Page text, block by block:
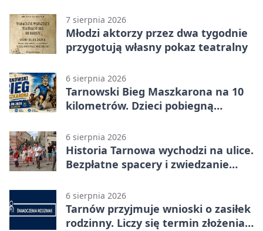
7 sierpnia 2026
Młodzi aktorzy przez dwa tygodnie
przygotują własny pokaz teatralny
6 sierpnia 2026
Tarnowski Bieg Maszkarona na 10
kilometrów. Dzieci pobiegną
6 sierpnia 2026
Historia Tarnowa wychodzi na ulice.
Bezpłatne spacery i zwiedzanie
6 sierpnia 2026
Tarnów przyjmuje wnioski o zasiłek
rodzinny. Liczy się termin złożenia